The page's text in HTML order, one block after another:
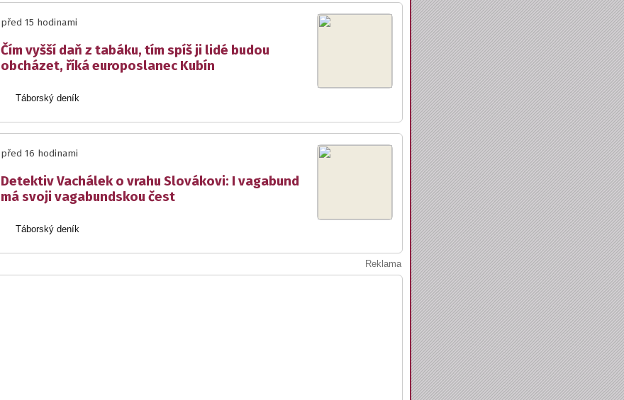
před 15 hodinami
Čím vyšší daň z tabáku, tím spíš ji lidé budou
obcházet, říká europoslanec Kubín
Táborský deník
před 16 hodinami
Detektiv Vachálek o vrahu Slovákovi: I vagabund
má svoji vagabundskou čest
Táborský deník
Reklama